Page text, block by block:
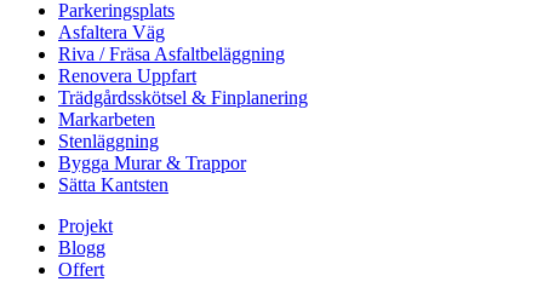
Parkeringsplats
Asfaltera Väg
Riva / Fräsa Asfaltbeläggning
Renovera Uppfart
Trädgårdsskötsel & Finplanering
Markarbeten
Stenläggning
Bygga Murar & Trappor
Sätta Kantsten
Projekt
Blogg
Offert